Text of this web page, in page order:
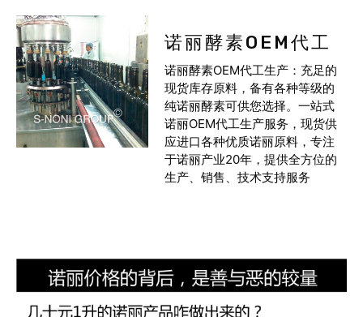
诺丽酵素OEM代工
诺丽酵素OEM代工生产：充足的
现货库存原料，备有各种等级的
纯诺丽酵素可供您选择。一站式
诺丽OEM代工生产服务，现货供
应进口各种优质诺丽原料，专注
于诺丽产业20年，提供全方位的
生产、销售、技术支持服务